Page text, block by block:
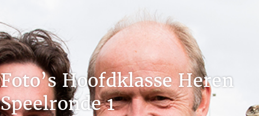
Foto’s Hoofdklasse Heren
Speelronde 1